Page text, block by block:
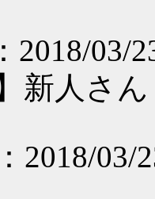
：2018/03/
新人さ
2018/03/